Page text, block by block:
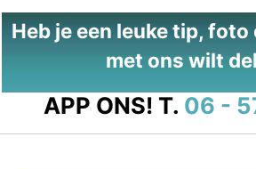
Heb je een leuke tip,
met ons wilt
APP ONS! T. 06 -